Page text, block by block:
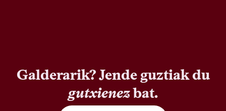
Galderarik? Jende guztiak du
gutxienezbat.